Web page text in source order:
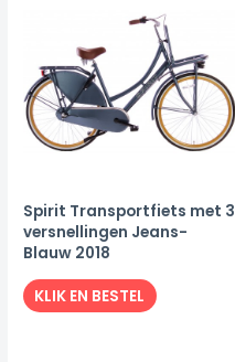
Spirit Transportfiets met 3
versnellingen Jeans-
Blauw 2018
KLIK EN BESTEL